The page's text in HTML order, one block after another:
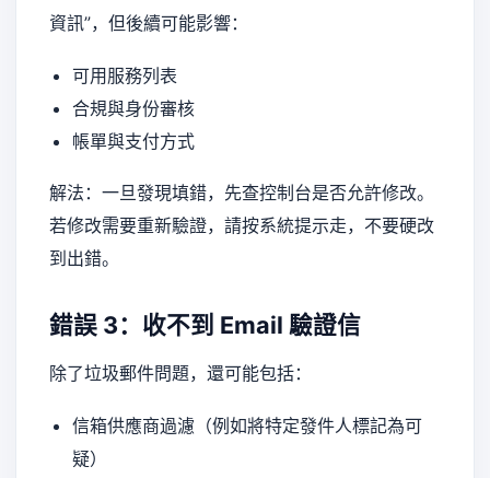
資訊”，但後續可能影響：
可用服務列表
合規與身份審核
帳單與支付方式
解法：一旦發現填錯，先查控制台是否允許修改。
若修改需要重新驗證，請按系統提示走，不要硬改
到出錯。
錯誤 3：收不到 Email 驗證信
除了垃圾郵件問題，還可能包括：
信箱供應商過濾（例如將特定發件人標記為可
疑）